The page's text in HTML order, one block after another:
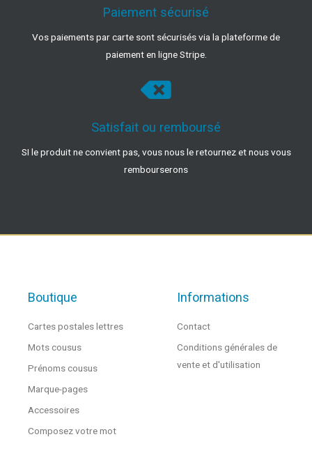
Paiement sécurisé
Vos paiements par carte sont sécurisés via la plateforme de
paiement en ligne Stripe.
Satisfait ou remboursé
SI le produit ne convient pas, vous nous le retournez et nous vous
rembourserons
Boutique
Cartes postales lettres
Mots cousus
Prénoms cousus
Marque-pages
Accessoires
Composez votre mot
Informations
Contact
Conditions générales de
vente et d'utilisation